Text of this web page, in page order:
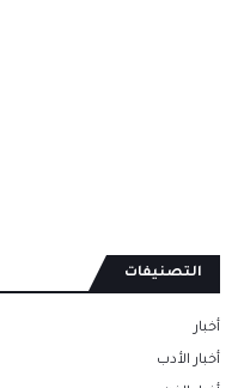
التصنيفات
أخبار
أخبار الأدب